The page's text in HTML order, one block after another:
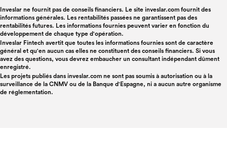
Inveslar ne fournit pas de conseils financiers. Le site inveslar.com fournit des
informations générales. Les rentabilités passées ne garantissent pas des
rentabilités futures. Les informations fournies peuvent varier en fonction du
développement de chaque type d'opération.
Inveslar Fintech avertit que toutes les informations fournies sont de caractère
général et qu'en aucun cas elles ne constituent des conseils financiers. Si vous
avez des questions, vous devrez embaucher un consultant indépendant dûment
enregistré.
Les projets publiés dans inveslar.com ne sont pas soumis à autorisation ou à la
surveillance de la CNMV ou de la Banque d'Espagne, ni a aucun autre organisme
de réglementation.